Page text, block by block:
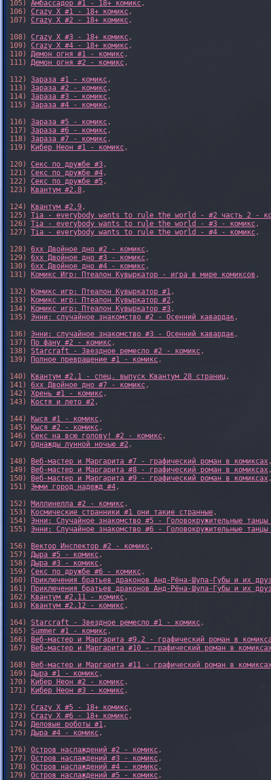
105) Амбассадор #1 - 18+ комикс,
106) Crazy X #1 - 18+ комикс,
107) Crazy X #2 - 18+ комикс,
108) Crazy X #3 - 18+ комикс,
109) Crazy X #4 - 18+ комикс,
110) Демон огня #1 - комикс,
111) Демон огня #2 - комикс,
112) Зараза #1 - комикс,
113) Зараза #2 - комикс,
114) Зараза #3 - комикс,
115) Зараза #4 - комикс,
116) Зараза #5 - комикс,
117) Зараза #6 - комикс,
118) Зараза #7 - комикс,
119)
Кибер Неон #1 - комикс,
120) Секс по дружбе #3,
121) Секс по дружбе #4,
122) Секс по дружбе #5,
123)
Квантум #2.8,
124)
Квантум #2.9,
125) Tia - everybody wants to rule the world - #2 часть 2 -
126) Tia - everybody wants to rule the world - #3 - комикс,
127) Tia - everybody wants to rule the world - #4 - комикс,
128) 6xx Двойное дно #2 - комикс,
129) 6xx Двойное дно #3 - комикс,
130) 6xx Двойное дно #4 - комикс,
131)
Комикс Игр: Птеалон Кувыркатор - игра в мире комиксов ,
132)
Комикс игр: Птеалон Кувыркатор #1,
133)
Комикс игр: Птеалон Кувыркатор #2,
134)
Комикс игр: Птеалон Кувыркатор #3,
135) Энни: случайное знакомство #2 - Осенний кавардак,
136) Энни: случайное знакомство #3 - Осенний кавардак,
137)
По фану #2 - комикс,
138) Starcraft - Звездное ремесло #2 - комикс,
139)
Полное превращение #1 - комикс,
140)
Квантум #2.1 - спец. выпуск Квантум 28 страниц,
141) 6xx Двойное дно #7 - комикс,
142) Хрень #1 - комикс,
143)
Костя и лето #2,
144)
Кыся #1 - комикс,
145)
Кыся #2 - комикс,
146) Секс на всю голову! #2 - комикс,
147) Однажды лунной ночью #2,
148)
Веб-мастер и Маргарита #7 - графический роман в комиксах
149)
Веб-мастер и Маргарита #8 - графический роман в комиксах
150)
Веб-мастер и Маргарита #9 - графический роман в комиксах
151) Эмми город надежд #4,
152) Миллинелла #2 - комикс,
153)
Космические странники #1 они такие странные,
154) Энни: Случайное знакомство #5 - Головокружительные
155) Энни: Случайное знакомство #6 - Головокружительные
156)
Вектор Инспектор #2 - комикс,
157) Дыра #5 - комикс,
158) Дыра #3 - комикс,
159) Секс по дружбе #6 - комикс,
160)
Приключения братьев драконов Анд-Рёна-Шупа-Губы и их
161)
Приключения братьев драконов Анд-Рёна-Шупа-Губы и их
162)
Квантум #2.11 - комикс,
163)
Квантум #2.12 - комикс,
164) Starcraft - Звездное ремесло #1 - комикс,
165) Summer #1 - комикс,
166)
Веб-мастер и Маргарита #9.2 - графический роман в
167)
Веб-мастер и Маргарита #10 - графический роман в
168)
Веб-мастер и Маргарита #11 - графический роман в
169) Дыра #1 - комикс,
170)
Кибер Неон #2 - комикс,
171)
Кибер Неон #3 - комикс,
172) Crazy X #5 - 18+ комикс,
173) Crazy X #6 - 18+ комикс,
174) Деловые роботы #1,
175) Дыра #4 - комикс,
176) Остров наслаждений #2 - комикс,
177) Остров наслаждений #3 - комикс,
178) Остров наслаждений #4 - комикс,
179) Остров наслаждений #5 - комикс,